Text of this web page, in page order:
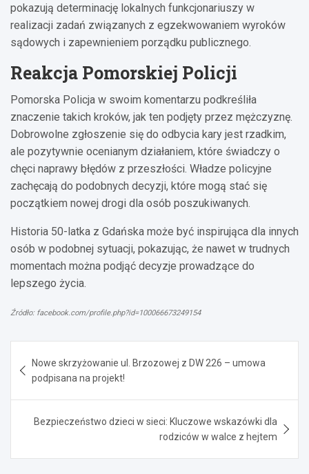
pokazują determinację lokalnych funkcjonariuszy w
realizacji zadań związanych z egzekwowaniem wyroków
sądowych i zapewnieniem porządku publicznego.
Reakcja Pomorskiej Policji
Pomorska Policja w swoim komentarzu podkreśliła
znaczenie takich kroków, jak ten podjęty przez mężczyznę.
Dobrowolne zgłoszenie się do odbycia kary jest rzadkim,
ale pozytywnie ocenianym działaniem, które świadczy o
chęci naprawy błędów z przeszłości. Władze policyjne
zachęcają do podobnych decyzji, które mogą stać się
początkiem nowej drogi dla osób poszukiwanych.
Historia 50-latka z Gdańska może być inspirująca dla innych
osób w podobnej sytuacji, pokazując, że nawet w trudnych
momentach można podjąć decyzje prowadzące do
lepszego życia.
Źródło: facebook.com/profile.php?id=100066673249154
wpisu
Nowe skrzyżowanie ul. Brzozowej z DW 226 – umowa
podpisana na projekt!
Bezpieczeństwo dzieci w sieci: Kluczowe wskazówki dla
rodziców w walce z hejtem